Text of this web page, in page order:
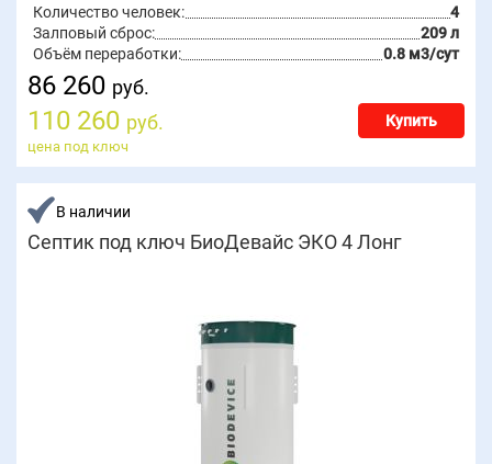
Количество человек:
4
Залповый сброс:
209 л
Объём переработки:
0.8 м3/сут
86 260 руб.
110 260 руб. Купить
цена под ключ
В наличии
Септик под ключ БиоДевайс ЭКО 4 Лонг